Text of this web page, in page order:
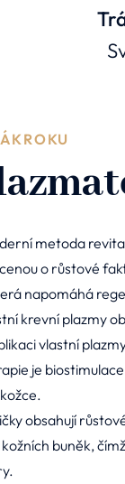
metoda
o růstové
napomáhá
krevní plazmy
vlastní
je
obsahují
buněk,